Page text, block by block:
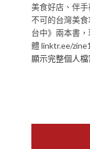
美食好店、伴
不可的台灣美
台中》兩本書
體 linktr.ee/
顯示完整個人